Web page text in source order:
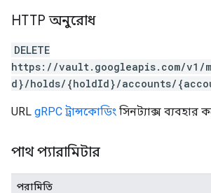
HTTP অনুরোধ
DELETE
https://vault.googleapis.com/v1/
d}/holds/{holdId}/accounts/
URL gRPC ট্রান্সকোডিং সিনট্যাক্স ব্যবহার
পাথ প্যারামিটার
পরামিতি